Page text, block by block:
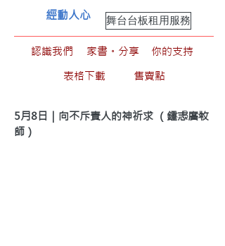
舞台台板租用服務
經動人心
認識我們 家書。分享
你的支持
表格下載
售賣點
5月8日｜向不斥責人的神祈求 （鍾志廣牧
師）
< Back